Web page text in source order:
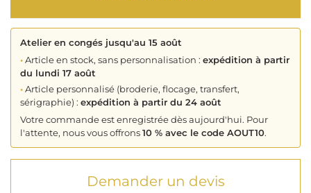
Atelier en congés jusqu'au 15 août
•Article en stock, sans personnalisation : expédition à partir
du lundi 17 août
•Article personnalisé (broderie, flocage, transfert,
sérigraphie) : expédition à partir du 24 août
Votre commande est enregistrée dès aujourd'hui. Pour
l'attente, nous vous offrons10 % avec le code AOUT10.
Demander un devis